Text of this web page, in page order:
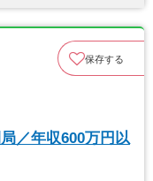
保存する
／年収600万円以